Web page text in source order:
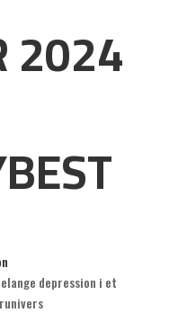
2024
depression i et